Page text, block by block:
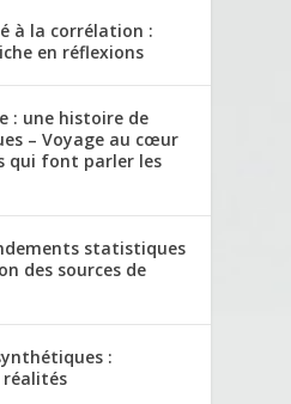
à la corrélation :
en réflexions
: une histoire de
– Voyage au cœur
qui font parler les
statistiques
des sources de
:
réalités